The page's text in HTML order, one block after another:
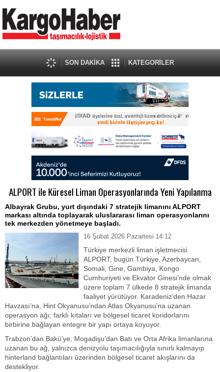
SON DAKİKA KATEGORİLER
ALPORT ile Küresel Liman Operasyonlarında Yeni Yapılanma
Albayrak Grubu, yurt dışındaki 7 stratejik limanını ALPORT
markası altında toplayarak uluslararası liman operasyonlarını
tek merkezden yönetmeye başladı.
16 Şubat 2026 Pazartesi 14:12
Türkiye merkezli liman işletmecisi
ALPORT, bugün Türkiye, Azerbaycan,
Somali, Gine, Gambiya, Kongo
Cumhuriyeti ve Ekvator Ginesi’nde olmak
üzere toplam 7 ülkede 8 stratejik limanda
faaliyet yürütüyor. Karadeniz’den Hazar
Havzası’na, Hint Okyanusu’ndan Atlas Okyanusu’na uzanan
operasyon ağı; farklı kıtaları ve bölgesel ticaret koridorlarını
birbirine bağlayan entegre bir yapı ortaya koyuyor.
Trabzon’dan Bakü’ye, Mogadişu’dan Batı ve Orta Afrika limanlarına
uzanan bu ağ, yalnızca denizyolu taşımacılığıyla sınırlı kalmayıp
hinterland bağlantıları üzerinden bölgesel ticaret akışlarını da
destekliyor.